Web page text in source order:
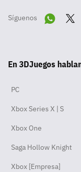
Síguenos
pp
En 3DJuegos
PC
Xbox Series X | S
Xbox One
Saga Hollow Knight
Xbox [Empresa]